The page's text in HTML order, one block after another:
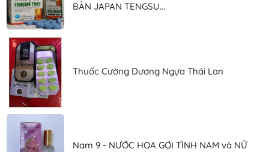
BẢN JAPAN TENGSU...
Thuốc Cường Dương Ngựa Thái Lan
Nam 9 - NƯỚC HOA GỢI TÌNH NAM và NỮ